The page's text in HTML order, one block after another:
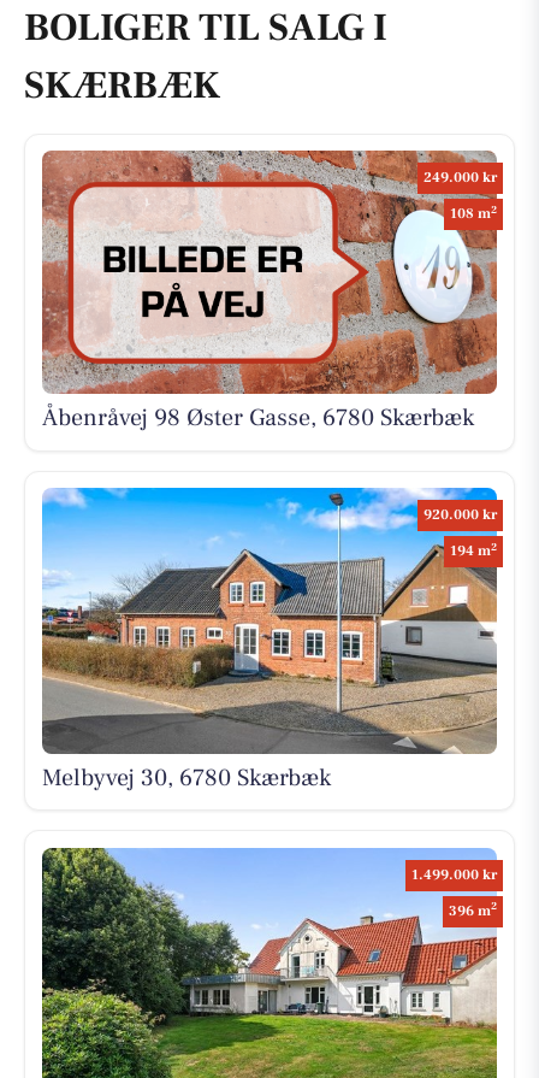
BOLIGER TIL SALG I
SKÆRBÆK
249.000 kr
108 m2
Åbenråvej 98 Øster Gasse, 6780 Skærbæk
920.000 kr
194 m2
Melbyvej 30, 6780 Skærbæk
1.499.000 kr
396 m2